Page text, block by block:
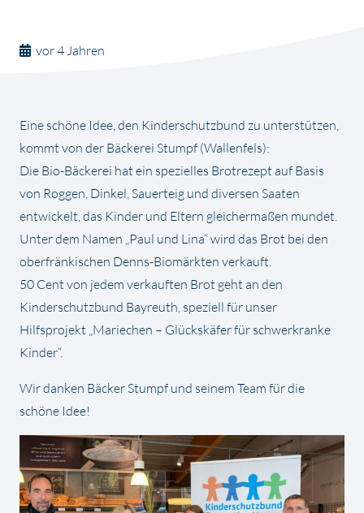
vor 4 Jahren
Eine schöne Idee, den Kinderschutzbund zu unterstützen,
kommt von der Bäckerei Stumpf (Wallenfels):
Die Bio-Bäckerei hat ein spezielles Brotrezept auf Basis
von Roggen, Dinkel, Sauerteig und diversen Saaten
entwickelt, das Kinder und Eltern gleichermaßen mundet.
Unter dem Namen „Paul und Lina“ wird das Brot bei den
oberfränkischen Denns-Biomärkten verkauft.
50 Cent von jedem verkauften Brot geht an den
Kinderschutzbund Bayreuth, speziell für unser
Hilfsprojekt „Mariechen – Glückskäfer für schwerkranke
Kinder“.
Wir danken Bäcker Stumpf und seinem Team für die
schöne Idee!